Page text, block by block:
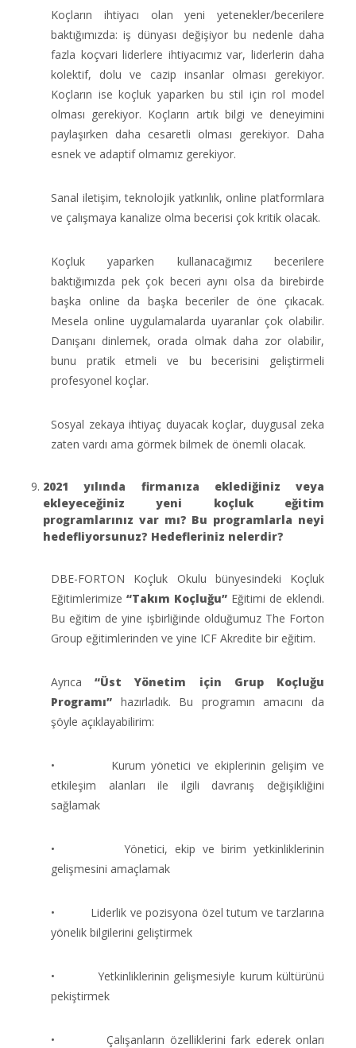
Koçların ihtiyacı olan yeni yetenekler/becerilere
baktığımızda: iş dünyası değişiyor bu nedenle daha
fazla koçvari liderlere ihtiyacımız var, liderlerin daha
kolektif, dolu ve cazip insanlar olması gerekiyor.
Koçların ise koçluk yaparken bu stil için rol model
olması gerekiyor. Koçların artık bilgi ve deneyimini
paylaşırken daha cesaretli olması gerekiyor. Daha
esnek ve adaptif olmamız gerekiyor.
Sanal iletişim, teknolojik yatkınlık, online platformlara
ve çalışmaya kanalize olma becerisi çok kritik olacak.
Koçluk yaparken kullanacağımız becerilere
baktığımızda pek çok beceri aynı olsa da birebirde
başka online da başka beceriler de öne çıkacak.
Mesela online uygulamalarda uyaranlar çok olabilir.
Danışanı dinlemek, orada olmak daha zor olabilir,
bunu pratik etmeli ve bu becerisini geliştirmeli
profesyonel koçlar.
Sosyal zekaya ihtiyaç duyacak koçlar, duygusal zeka
zaten vardı ama görmek bilmek de önemli olacak.
2021 yılında firmanıza eklediğiniz veya
ekleyeceğiniz yeni koçluk eğitim
programlarınız var mı? Bu programlarla neyi
hedefliyorsunuz? Hedefleriniz nelerdir?
DBE-FORTON Koçluk Okulu bünyesindeki Koçluk
Eğitimlerimize “Takım Koçluğu” Eğitimi de eklendi.
Bu eğitim de yine işbirliğinde olduğumuz The Forton
Group eğitimlerinden ve yine ICF Akredite bir eğitim.
Ayrıca“Üst Yönetim için Grup Koçluğu
Programı” hazırladık. Bu programın amacını da
şöyle açıklayabilirim:
• Kurum yönetici ve ekiplerinin gelişim ve
etkileşim alanları ile ilgili davranış değişikliğini
sağlamak
• Yönetici, ekip ve birim yetkinliklerinin
gelişmesini amaçlamak
• Liderlik ve pozisyona özel tutum ve tarzlarına
yönelik bilgilerini geliştirmek
• Yetkinliklerinin gelişmesiyle kurum kültürünü
pekiştirmek
• Çalışanların özelliklerini fark ederek onları